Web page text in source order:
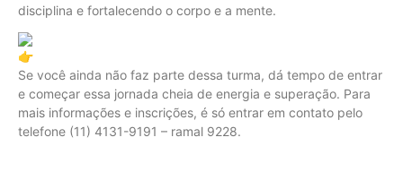
disciplina e fortalecendo o corpo e a mente.
Se você ainda não faz parte dessa turma, dá tempo de entrar
e começar essa jornada cheia de energia e superação. Para
mais informações e inscrições, é só entrar em contato pelo
telefone (11) 4131-9191 – ramal 9228.